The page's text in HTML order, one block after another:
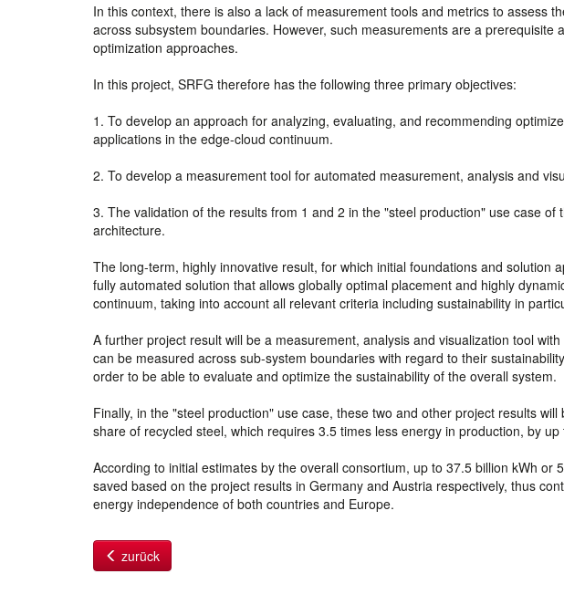
In this context, there is also a lack of measurement tools and metrics to assess
across subsystem boundaries. However, such measurements are a prerequisite
optimization approaches.
In this project, SRFG therefore has the following three primary objectives:
1. To develop an approach for analyzing, evaluating, and recommending
applications in the edge-cloud continuum.
2. To develop a measurement tool for automated measurement, analysis and
3. The validation of the results from 1 and 2 in the "steel production" use case
architecture.
The long-term, highly innovative result, for which initial foundations and solution
fully automated solution that allows globally optimal placement and highly
continuum, taking into account all relevant criteria including sustainability in
A further project result will be a measurement, analysis and visualization tool
can be measured across sub-system boundaries with regard to their
order to be able to evaluate and optimize the sustainability of the overall system.
Finally, in the "steel production" use case, these two and other project results
share of recycled steel, which requires 3.5 times less energy in production, by up
According to initial estimates by the overall consortium, up to 37.5 billion kWh or
saved based on the project results in Germany and Austria respectively, thus
energy independence of both countries and Europe.
zurück